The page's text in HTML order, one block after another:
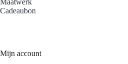
Cadeaubon
Mijn account